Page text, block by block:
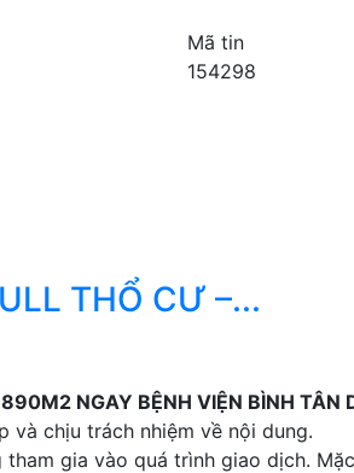
Mã tin
154298
THỔ CƯ –...
NGAY BỆNH VIỆN BÌNH TÂN
và chịu trách nhiệm về nội dung.
gia vào quá trình giao dịch.